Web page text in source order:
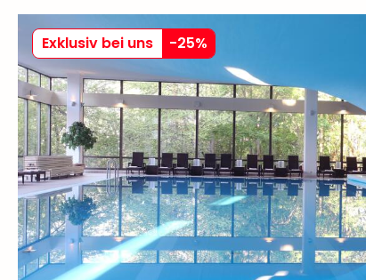
Exklusiv bei uns -25%